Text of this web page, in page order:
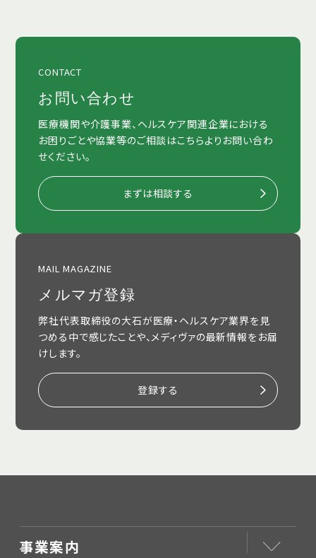
CONTACT
お問い合わせ
医療機関や介護事業、ヘルスケア関連企業における
お困りごとや協業等のご相談はこちらよりお問い合わ
せください。
まずは相談する
MAIL MAGAZINE
メルマガ登録
弊社代表取締役の大石が医療・ヘルスケア業界を見
つめる中で感じたことや、メディヴァの最新情報をお届
けします。
登録する
事業案内